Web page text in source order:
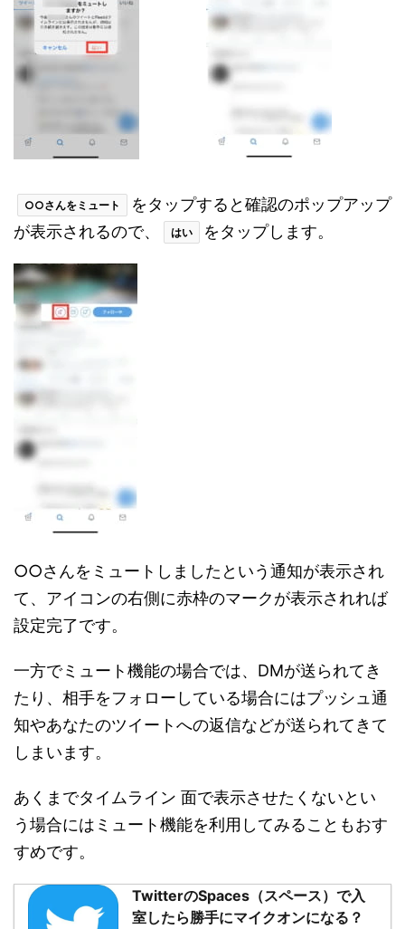
○○さんをミュート
をタップすると確認のポップアップ
が表示されるので、
はい をタップします。
○○さんをミュートしましたという通知が表示され
て、アイコンの右側に赤枠のマークが表示されれば
設定完了です。
一方でミュート機能の場合では、DMが送られてき
たり、相手をフォローしている場合にはプッシュ通
知やあなたのツイートへの返信などが送られてきて
しまいます。
あくまでタイムライン 面で表示させたくないとい
う場合にはミュート機能を利用してみることもおす
すめです。
TwitterのSpaces（スペース）で入
室したら勝手にマイクオンになる？